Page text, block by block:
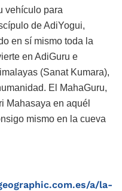
vehículo para
de AdiYogui,
en sí mismo toda la
en AdiGuru e
(Sanat Kumara),
El MahaGuru,
Mahasaya en aquél
mismo en la cueva
a/la-